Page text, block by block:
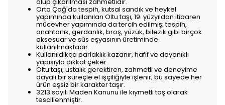
Orta Çağ'da tespih, kutsal sandık ve heykel
yapımında kullanılan Oltu taşı, 19. yüzyıldan itibaren
mücevher yapımında da tercih edilmiş; tespih,
anahtarlık, gerdanlık, broş, yüzük, bilezik gibi birçok
aksesuar ve süs eşyasının üretiminde
kullanılmaktadır.
Kullanıldıkça parlaklık kazanır, hafif ve dayanıklı
yapısıyla dikkat çeker.
Oltu taşı, ustalık gerektiren, zahmetli ve deneyime
dayalı bir süreçle el işçiliğiyle işlenir; bu sayede her
ürün eşsiz bir karakter taşır.
3213 sayılı Maden Kanunu ile kıymetli taş olarak
tescillenmiştir.